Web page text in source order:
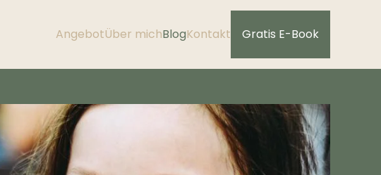
AngebotÜber michBlogKontakt Gratis E-Book